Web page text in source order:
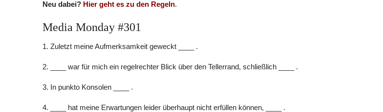
Neu dabei? Hier geht es zu den Regeln.
Media Monday #301
1. Zuletzt meine Aufmerksamkeit geweckt ____ .
2. ____ war für mich ein regelrechter Blick über den Tellerrand, schließlich ____ .
3. In punkto Konsolen ____ .
4. ____ hat meine Erwartungen leider überhaupt nicht erfüllen können, ____ .